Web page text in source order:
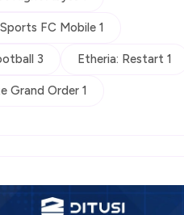
FC Mobile 1
3 Etheria: Restart 1
Grand Order 1